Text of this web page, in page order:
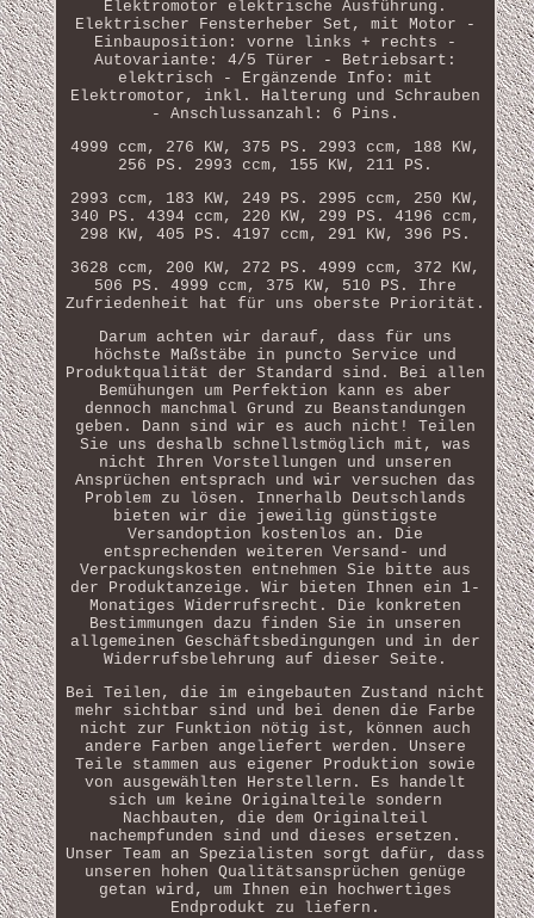
Elektromotor elektrische Ausführung.
Elektrischer Fensterheber Set, mit Motor -
Einbauposition: vorne links + rechts -
Autovariante: 4/5 Türer - Betriebsart:
elektrisch - Ergänzende Info: mit
Elektromotor, inkl. Halterung und Schrauben
- Anschlussanzahl: 6 Pins.
4999 ccm, 276 KW, 375 PS. 2993 ccm, 188 KW,
256 PS. 2993 ccm, 155 KW, 211 PS.
2993 ccm, 183 KW, 249 PS. 2995 ccm, 250 KW,
340 PS. 4394 ccm, 220 KW, 299 PS. 4196 ccm,
298 KW, 405 PS. 4197 ccm, 291 KW, 396 PS.
3628 ccm, 200 KW, 272 PS. 4999 ccm, 372 KW,
506 PS. 4999 ccm, 375 KW, 510 PS. Ihre
Zufriedenheit hat für uns oberste Priorität.
Darum achten wir darauf, dass für uns
höchste Maßstäbe in puncto Service und
Produktqualität der Standard sind. Bei allen
Bemühungen um Perfektion kann es aber
dennoch manchmal Grund zu Beanstandungen
geben. Dann sind wir es auch nicht! Teilen
Sie uns deshalb schnellstmöglich mit, was
nicht Ihren Vorstellungen und unseren
Ansprüchen entsprach und wir versuchen das
Problem zu lösen. Innerhalb Deutschlands
bieten wir die jeweilig günstigste
Versandoption kostenlos an. Die
entsprechenden weiteren Versand- und
Verpackungskosten entnehmen Sie bitte aus
der Produktanzeige. Wir bieten Ihnen ein 1-
Monatiges Widerrufsrecht. Die konkreten
Bestimmungen dazu finden Sie in unseren
allgemeinen Geschäftsbedingungen und in der
Widerrufsbelehrung auf dieser Seite.
Bei Teilen, die im eingebauten Zustand nicht
mehr sichtbar sind und bei denen die Farbe
nicht zur Funktion nötig ist, können auch
andere Farben angeliefert werden. Unsere
Teile stammen aus eigener Produktion sowie
von ausgewählten Herstellern. Es handelt
sich um keine Originalteile sondern
Nachbauten, die dem Originalteil
nachempfunden sind und dieses ersetzen.
Unser Team an Spezialisten sorgt dafür, dass
unseren hohen Qualitätsansprüchen genüge
getan wird, um Ihnen ein hochwertiges
Endprodukt zu liefern.